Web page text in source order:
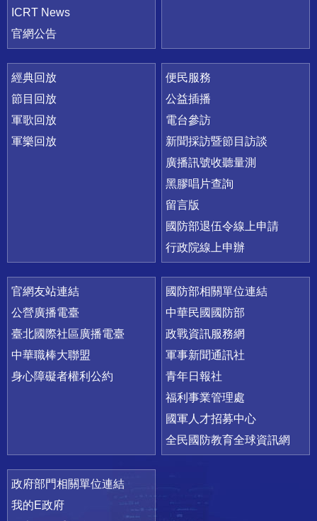
ICRT News
官網公告
經典回放
節目回放
軍歌回放
軍樂回放
便民服務
公益插播
電台參訪
新聞採訪暨節目訪談
廣播訊號收聽量測
黑膠唱片查詢
留言版
國防部退伍令線上申請
行政院線上申辦
官網友站連結
公營廣播電臺
臺北國際社區廣播電臺
中華職棒大聯盟
身心障礙者權利公約
國防部相關單位連結
中華民國國防部
政戰資訊服務網
軍事新聞通訊社
青年日報社
福利事業管理處
國軍人才招募中心
全民國防教育全球資訊網
政府部門相關單位連結
我的E政府